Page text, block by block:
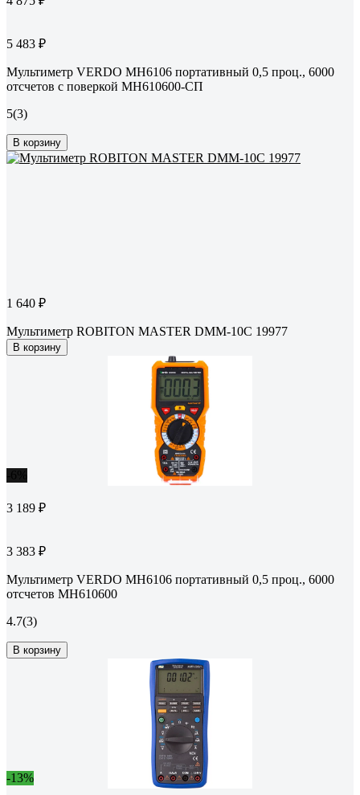
5 483 ₽
Мультиметр VERDO MH6106 портативный 0,5 проц., 6000
отсчетов с поверкой MH610600-СП
5(3)
В корзину
1 640 ₽
Мультиметр ROBITON MASTER DMM-10C 19977
В корзину
3 189 ₽
3 383 ₽
Мультиметр VERDO MH6106 портативный 0,5 проц., 6000
отсчетов MH610600
4.7(3)
В корзину
-13%